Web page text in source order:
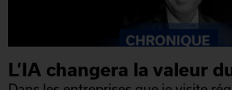
L’IA changera la valeur